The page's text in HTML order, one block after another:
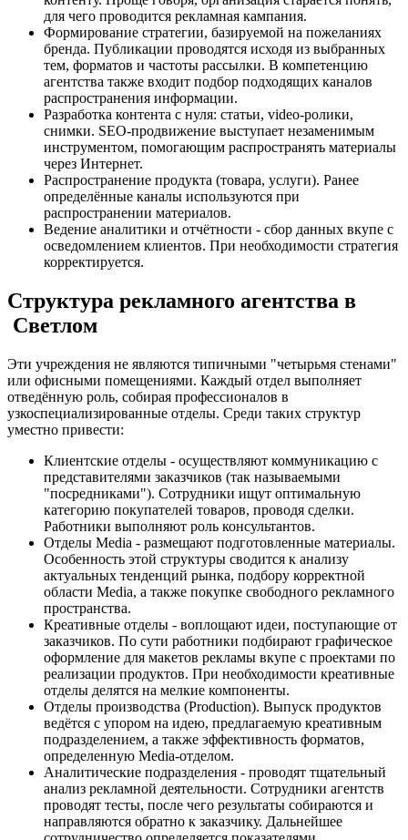
для чего проводится рекламная кампания.
Формирование стратегии, базируемой на пожеланиях
бренда. Публикации проводятся исходя из выбранных
тем, форматов и частоты рассылки. В компетенцию
агентства также входит подбор подходящих каналов
распространения информации.
Разработка контента с нуля: статьи, video-ролики,
снимки. SEO-продвижение выступает незаменимым
инструментом, помогающим распространять материалы
через Интернет.
Распространение продукта (товара, услуги). Ранее
определённые каналы используются при
распространении материалов.
Ведение аналитики и отчётности - сбор данных вкупе с
осведомлением клиентов. При необходимости стратегия
корректируется.
Структура рекламного агентства в
Светлом
Эти учреждения не являются типичными "четырьмя стенами"
или офисными помещениями. Каждый отдел выполняет
отведённую роль, собирая профессионалов в
узкоспециализированные отделы. Среди таких структур
уместно привести:
Клиентские отделы - осуществляют коммуникацию с
представителями заказчиков (так называемыми
"посредниками"). Сотрудники ищут оптимальную
категорию покупателей товаров, проводя сделки.
Работники выполняют роль консультантов.
Отделы Media - размещают подготовленные материалы.
Особенность этой структуры сводится к анализу
актуальных тенденций рынка, подбору корректной
области Media, а также покупке свободного рекламного
пространства.
Креативные отделы - воплощают идеи, поступающие от
заказчиков. По сути работники подбирают графическое
оформление для макетов рекламы вкупе с проектами по
реализации продуктов. При необходимости креативные
отделы делятся на мелкие компоненты.
Отделы производства (Production). Выпуск продуктов
ведётся с упором на идею, предлагаемую креативным
подразделением, а также эффективность форматов,
определенную Media-отделом.
Аналитические подразделения - проводят тщательный
анализ рекламной деятельности. Сотрудники агентств
проводят тесты, после чего результаты собираются и
направляются обратно к заказчику. Дальнейшее